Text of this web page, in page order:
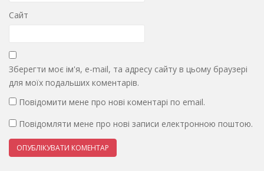
Сайт
Зберегти моє ім'я, e-mail, та адресу сайту в цьому браузері
для моїх подальших коментарів.
Повідомити мене про нові коментарі по email.
Повідомляти мене про нові записи електронною поштою.